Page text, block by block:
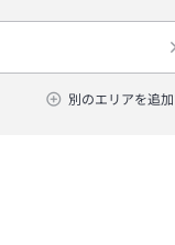
別のエリアを追